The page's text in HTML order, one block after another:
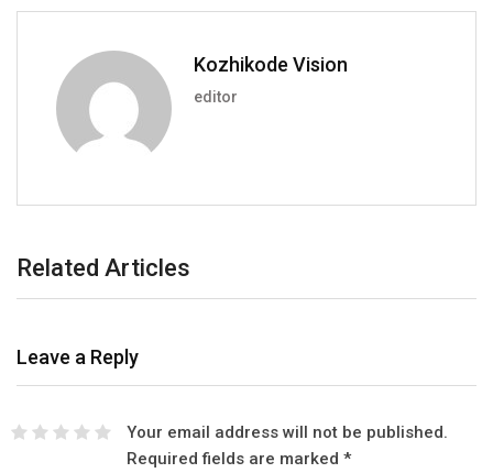
Kozhikode Vision
editor
Related Articles
Leave a Reply
Your email address will not be published.
Required fields are marked *